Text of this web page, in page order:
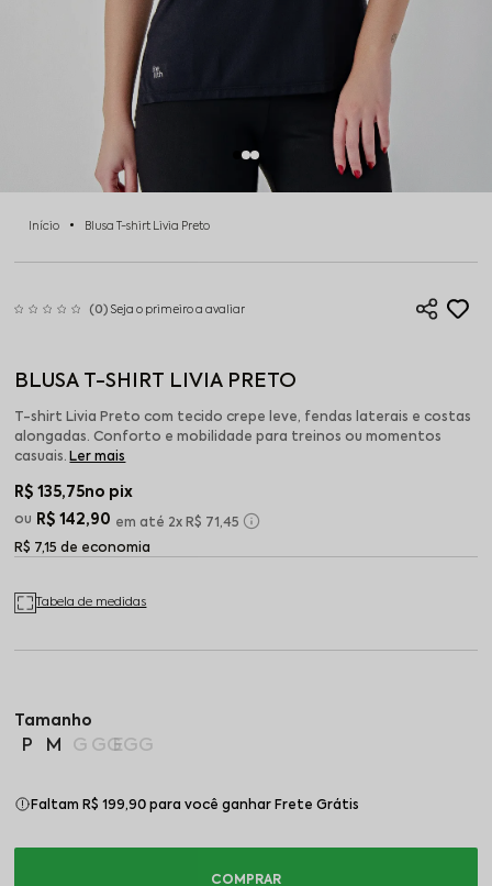
Início Blusa T-shirt Livia Preto
(0) Seja o primeiro a avaliar
BLUSA T-SHIRT LIVIA PRETO
T-shirt Livia Preto com tecido crepe leve, fendas laterais e costas
alongadas. Conforto e mobilidade para treinos ou momentos
casuais. Ler mais
R$ 135,75no pix
R$ 142,90
2x R$ 71,45
R$ 7,15 de economia
Tabela de medidas
P M G GGEGG
Faltam R$ 199,90 para você ganhar Frete Grátis